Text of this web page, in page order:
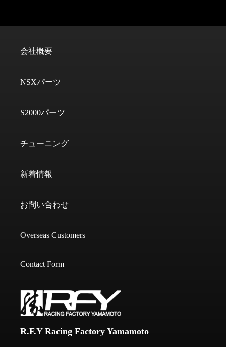
R.F.Y Racing Factory Yamamoto
会社概要
NSXパーツ
S2000パーツ
チューニング
新着情報
お問い合わせ
Overseas Customers
Contact Form